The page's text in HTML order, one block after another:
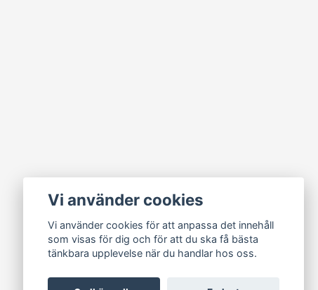
Vi använder cookies
Vi använder cookies för att anpassa det innehåll
som visas för dig och för att du ska få bästa
tänkbara upplevelse när du handlar hos oss.